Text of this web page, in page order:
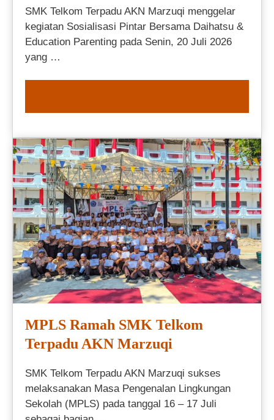
SMK Telkom Terpadu AKN Marzuqi menggelar
kegiatan Sosialisasi Pintar Bersama Daihatsu &
Education Parenting pada Senin, 20 Juli 2026
yang …
MPLS Ramah SMK Telkom
Terpadu AKN Marzuqi
SMK Telkom Terpadu AKN Marzuqi sukses
melaksanakan Masa Pengenalan Lingkungan
Sekolah (MPLS) pada tanggal 16 – 17 Juli